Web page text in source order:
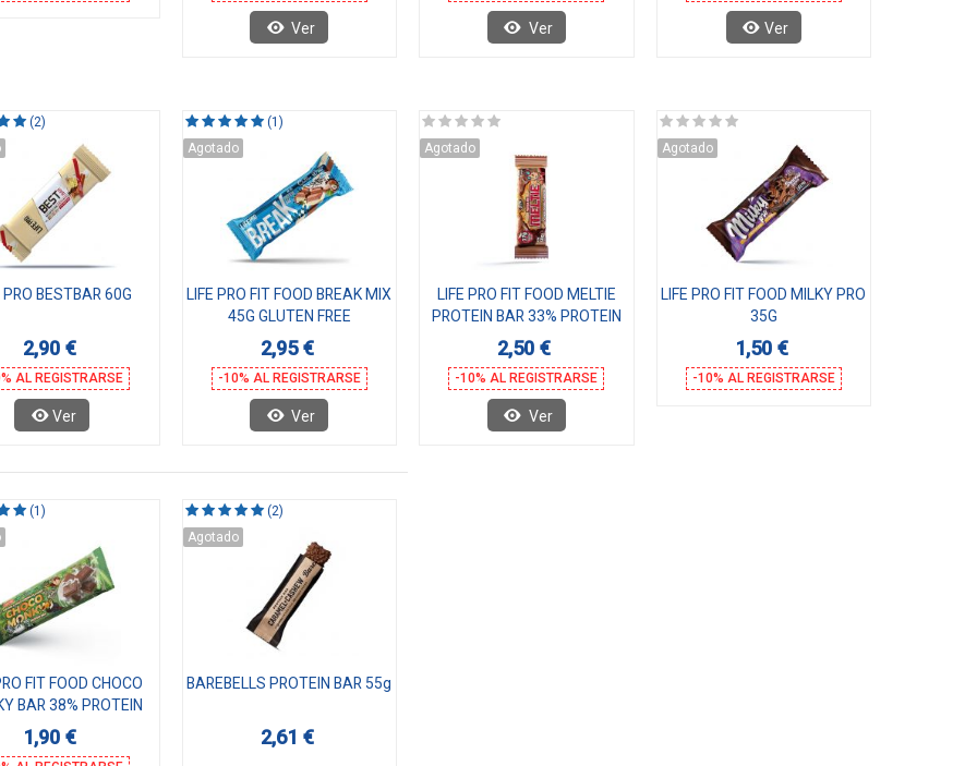
Ver Ver Ver
(2)
PRO BESTBAR 60G
2,90 €
AL REGISTRARSE
Ver
(1)
Agotado
LIFE PRO FIT FOOD BREAK MIX
45G GLUTEN FREE
2,95 €
-10% AL REGISTRARSE
Ver
Agotado
LIFE PRO FIT FOOD MELTIE
PROTEIN BAR 33% PROTEIN
50G
2,50 €
-10% AL REGISTRARSE
Ver
Agotado
LIFE PRO FIT FOOD MILKY PRO
35G
1,50 €
-10% AL REGISTRARSE
(1)
FIT FOOD CHOCO
BAR 38% PROTEIN
1,90 €
(2)
Agotado
BAREBELLS PROTEIN BAR 55g
2,61 €